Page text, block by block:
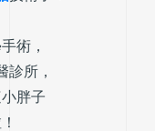
術，
診所，
胖子